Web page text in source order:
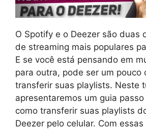
O Spotify e o Deezer são duas
de streaming mais populares
E se você está pensando em
para outra, pode ser um pouco
transferir suas playlists. Neste
apresentaremos um guia
como transferir suas playlists
Deezer pelo celular. Com